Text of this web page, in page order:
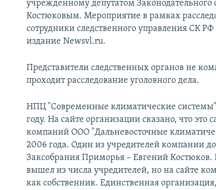
учрежденному депутатом
Костюковым. Мероприятие в рамках
сотрудники следственного управления СК
издание Newsvl.ru.
Представители следственных органов не
проходит расследование уголовного дела.
НПЦ "Современные климатические системы"
году. На сайте организации сказано, что
компаний ООО "Дальневосточные
2006 года. Один из учредителей компании
Заксобрания Приморья – Евгений Костюков.
вышел из числа учредителей, но на сайте
как собственник. Единственная